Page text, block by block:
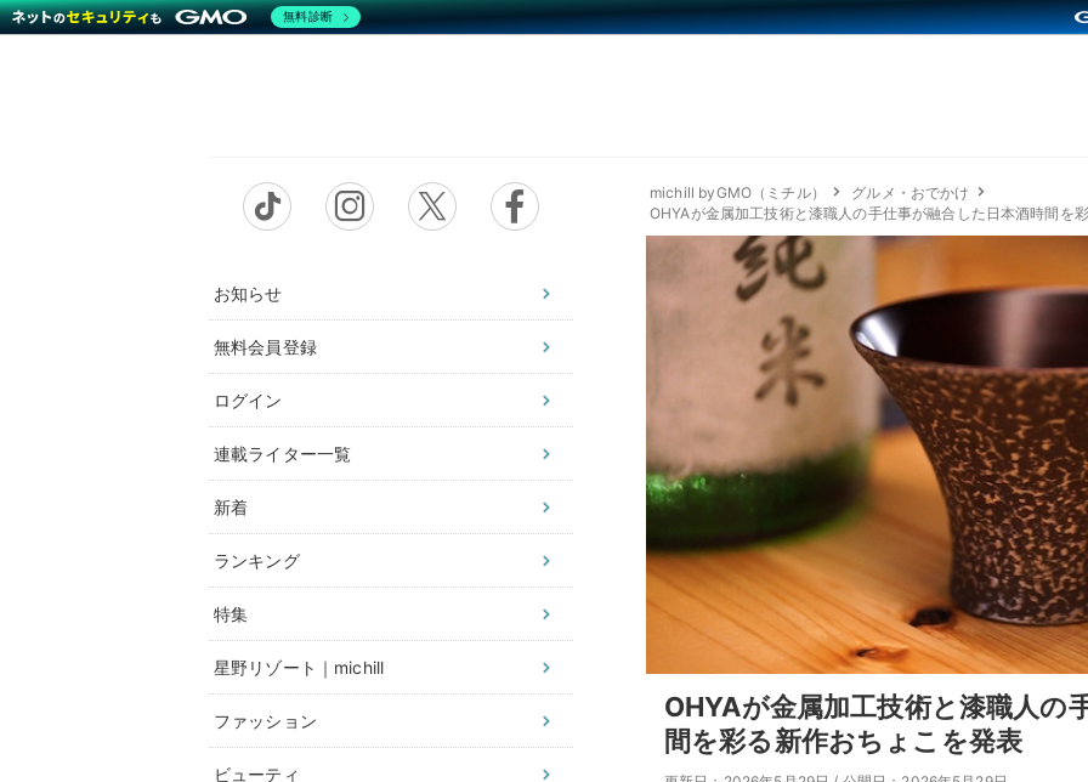
お知らせ
無料会員登録
ログイン
連載ライター一覧
新着
ランキング
特集
星野リゾート｜michill
ファッション
ビューティ
michill byGMO（ミチル）
グルメ・おでかけ
OHYAが金属加工技術と漆職人の手仕事が融合した日本酒時間を
OHYAが金属加工技術と漆職人の
間を彩る新作おちょこを発表
無料診断